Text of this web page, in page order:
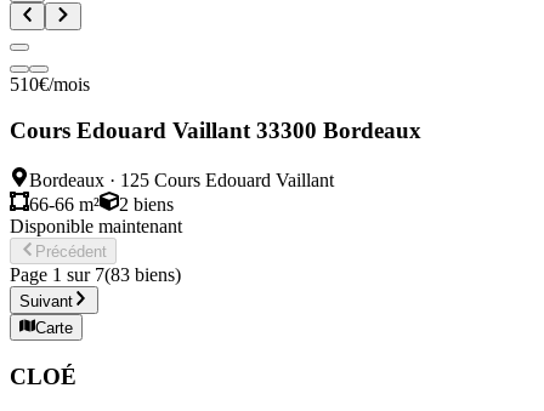
510€/mois
Cours Edouard Vaillant 33300 Bordeaux
Bordeaux · 125 Cours Edouard Vaillant
66-66 m²
2 biens
Disponible maintenant
Précédent
Page 1 sur 7(83 biens)
Suivant
Carte
CLOÉ